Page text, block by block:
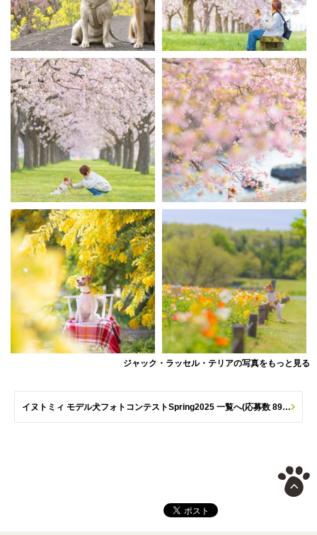
ジャック・ラッセル・テリアの写真をもっと見る
イヌトミィ モデル犬フォトコンテストSpring2025 一覧へ(応募数 890枚)